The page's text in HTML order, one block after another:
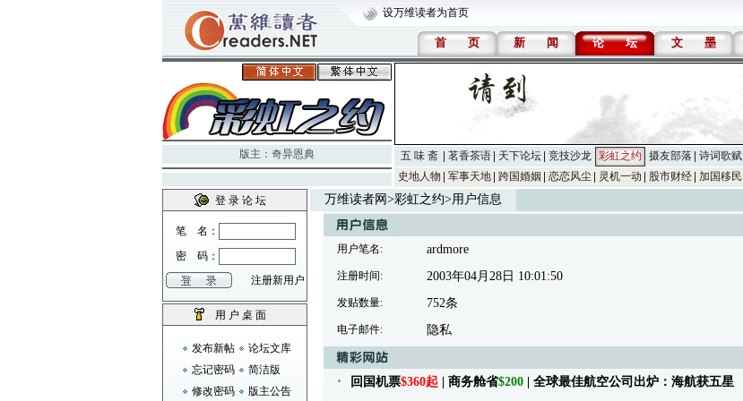
设万维读者为首页
首 页 新 闻 论 坛 文 墨
版主： 奇异恩典 五 味 斋 茗香茶语 天下论坛 竞技沙龙 彩虹之约 摄友部落 诗词歌赋
史地人物
军事天地 跨国婚姻 恋恋风尘 灵机一动 股市财经 加国移民
登 录 论 坛
笔 名：
密 码：
注册新用户
用 户 桌 面
发布新帖
论坛文库
忘记密码
简洁版
修改密码
版主公告
万维读者网 >彩虹之约>用户信息
用户笔名: ardmore
注册时间: 2003年04月28日 10:01:50
发贴数量: 752条
电子邮件: 隐私
回国机票$360起 | 商务舱省$200 | 全球最佳航空公司出炉：海航获五星